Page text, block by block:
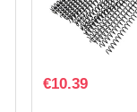
€10.39